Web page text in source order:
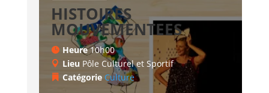
HISTOIRES
MOUVEMENTEES
Heure10h00
Lieu Pôle Culturel et Sportif
Catégorie Culture